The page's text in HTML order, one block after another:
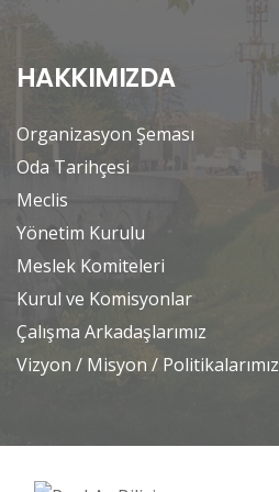
HAKKIMIZDA
Organizasyon Şeması
Oda Tarihçesi
Meclis
Yönetim Kurulu
Meslek Komiteleri
Kurul ve Komisyonlar
Çalışma Arkadaşlarımız
Vizyon / Misyon / Politikalarımız